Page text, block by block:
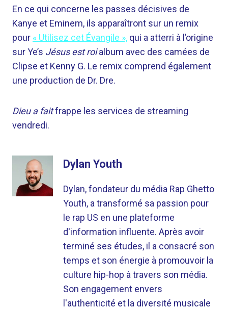
En ce qui concerne les passes décisives de
Kanye et Eminem, ils apparaîtront sur un remix
pour « Utilisez cet Évangile », qui a atterri à l’origine
sur Ye’s Jésus est roialbum avec des camées de
Clipse et Kenny G. Le remix comprend également
une production de Dr. Dre.
Dieu a faitfrappe les services de streaming
vendredi.
Dylan Youth
Dylan, fondateur du média Rap Ghetto
Youth, a transformé sa passion pour
le rap US en une plateforme
d'information influente. Après avoir
terminé ses études, il a consacré son
temps et son énergie à promouvoir la
culture hip-hop à travers son média.
Son engagement envers
l'authenticité et la diversité musicale